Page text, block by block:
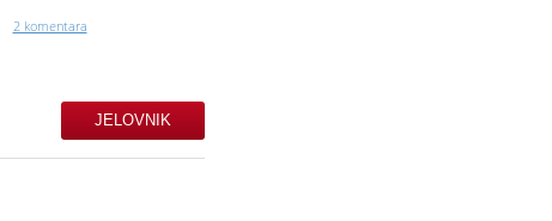
2 komentara
JELOVNIK